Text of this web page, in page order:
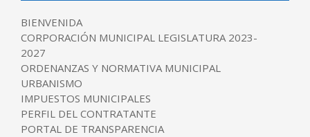
BIENVENIDA
CORPORACIÓN MUNICIPAL LEGISLATURA 2023-
2027
ORDENANZAS Y NORMATIVA MUNICIPAL
URBANISMO
IMPUESTOS MUNICIPALES
PERFIL DEL CONTRATANTE
PORTAL DE TRANSPARENCIA